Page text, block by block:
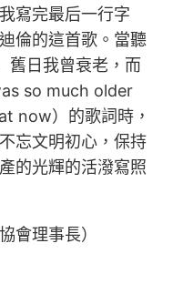
寫完最后一行字
倫的這首歌。當聽
舊日我曾衰老，而
so much older
now）的歌詞時，
忘文明初心，保持
的光輝的活潑寫照
會理事長）